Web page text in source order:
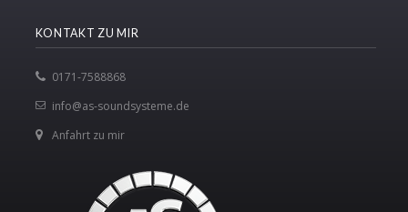
KONTAKT ZU MIR
0171-7588868
info@as-soundsysteme.de
Anfahrt zu mir